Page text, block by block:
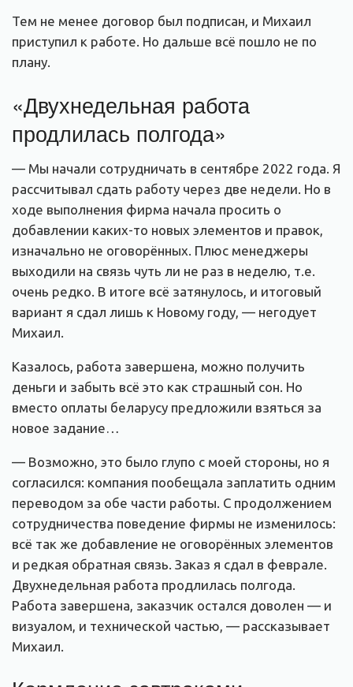
Тем не менее договор был подписан, и Михаил
приступил к работе. Но дальше всё пошло не по
плану.
«Двухнедельная работа
продлилась полгода»
— Мы начали сотрудничать в сентябре 2022 года. Я
рассчитывал сдать работу через две недели. Но в
ходе выполнения фирма начала просить о
добавлении каких-то новых элементов и правок,
изначально не оговорённых. Плюс менеджеры
выходили на связь чуть ли не раз в неделю, т.е.
очень редко. В итоге всё затянулось, и итоговый
вариант я сдал лишь к Новому году, — негодует
Михаил.
Казалось, работа завершена, можно получить
деньги и забыть всё это как страшный сон. Но
вместо оплаты беларусу предложили взяться за
новое задание…
— Возможно, это было глупо с моей стороны, но я
согласился: компания пообещала заплатить одним
переводом за обе части работы. С продолжением
сотрудничества поведение фирмы не изменилось:
всё так же добавление не оговорённых элементов
и редкая обратная связь. Заказ я сдал в феврале.
Двухнедельная работа продлилась полгода.
Работа завершена, заказчик остался доволен — и
визуалом, и технической частью, — рассказывает
Михаил.